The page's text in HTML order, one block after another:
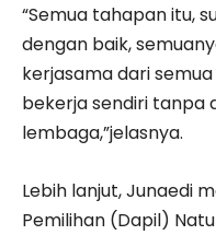
“Semua tahapan itu,
dengan baik,
kerjasama dari
bekerja sendiri tanpa
lembaga,”jelasnya.
Lebih lanjut, Junaedi
Pemilihan (Dapil)